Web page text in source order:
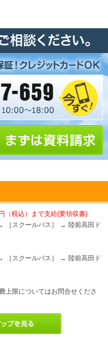
（税込）まで支給(要領収書)
スクールバス］ → 陸前高田ド
スクールバス］ → 陸前高田ド
上限についてはお問合せくださ